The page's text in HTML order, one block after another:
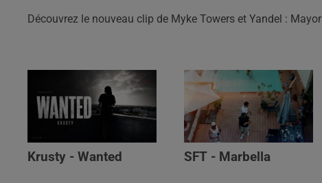
Découvrez le nouveau clip de Myke Towers et Yandel : Mayor
Krusty - Wanted SFT - Marbella